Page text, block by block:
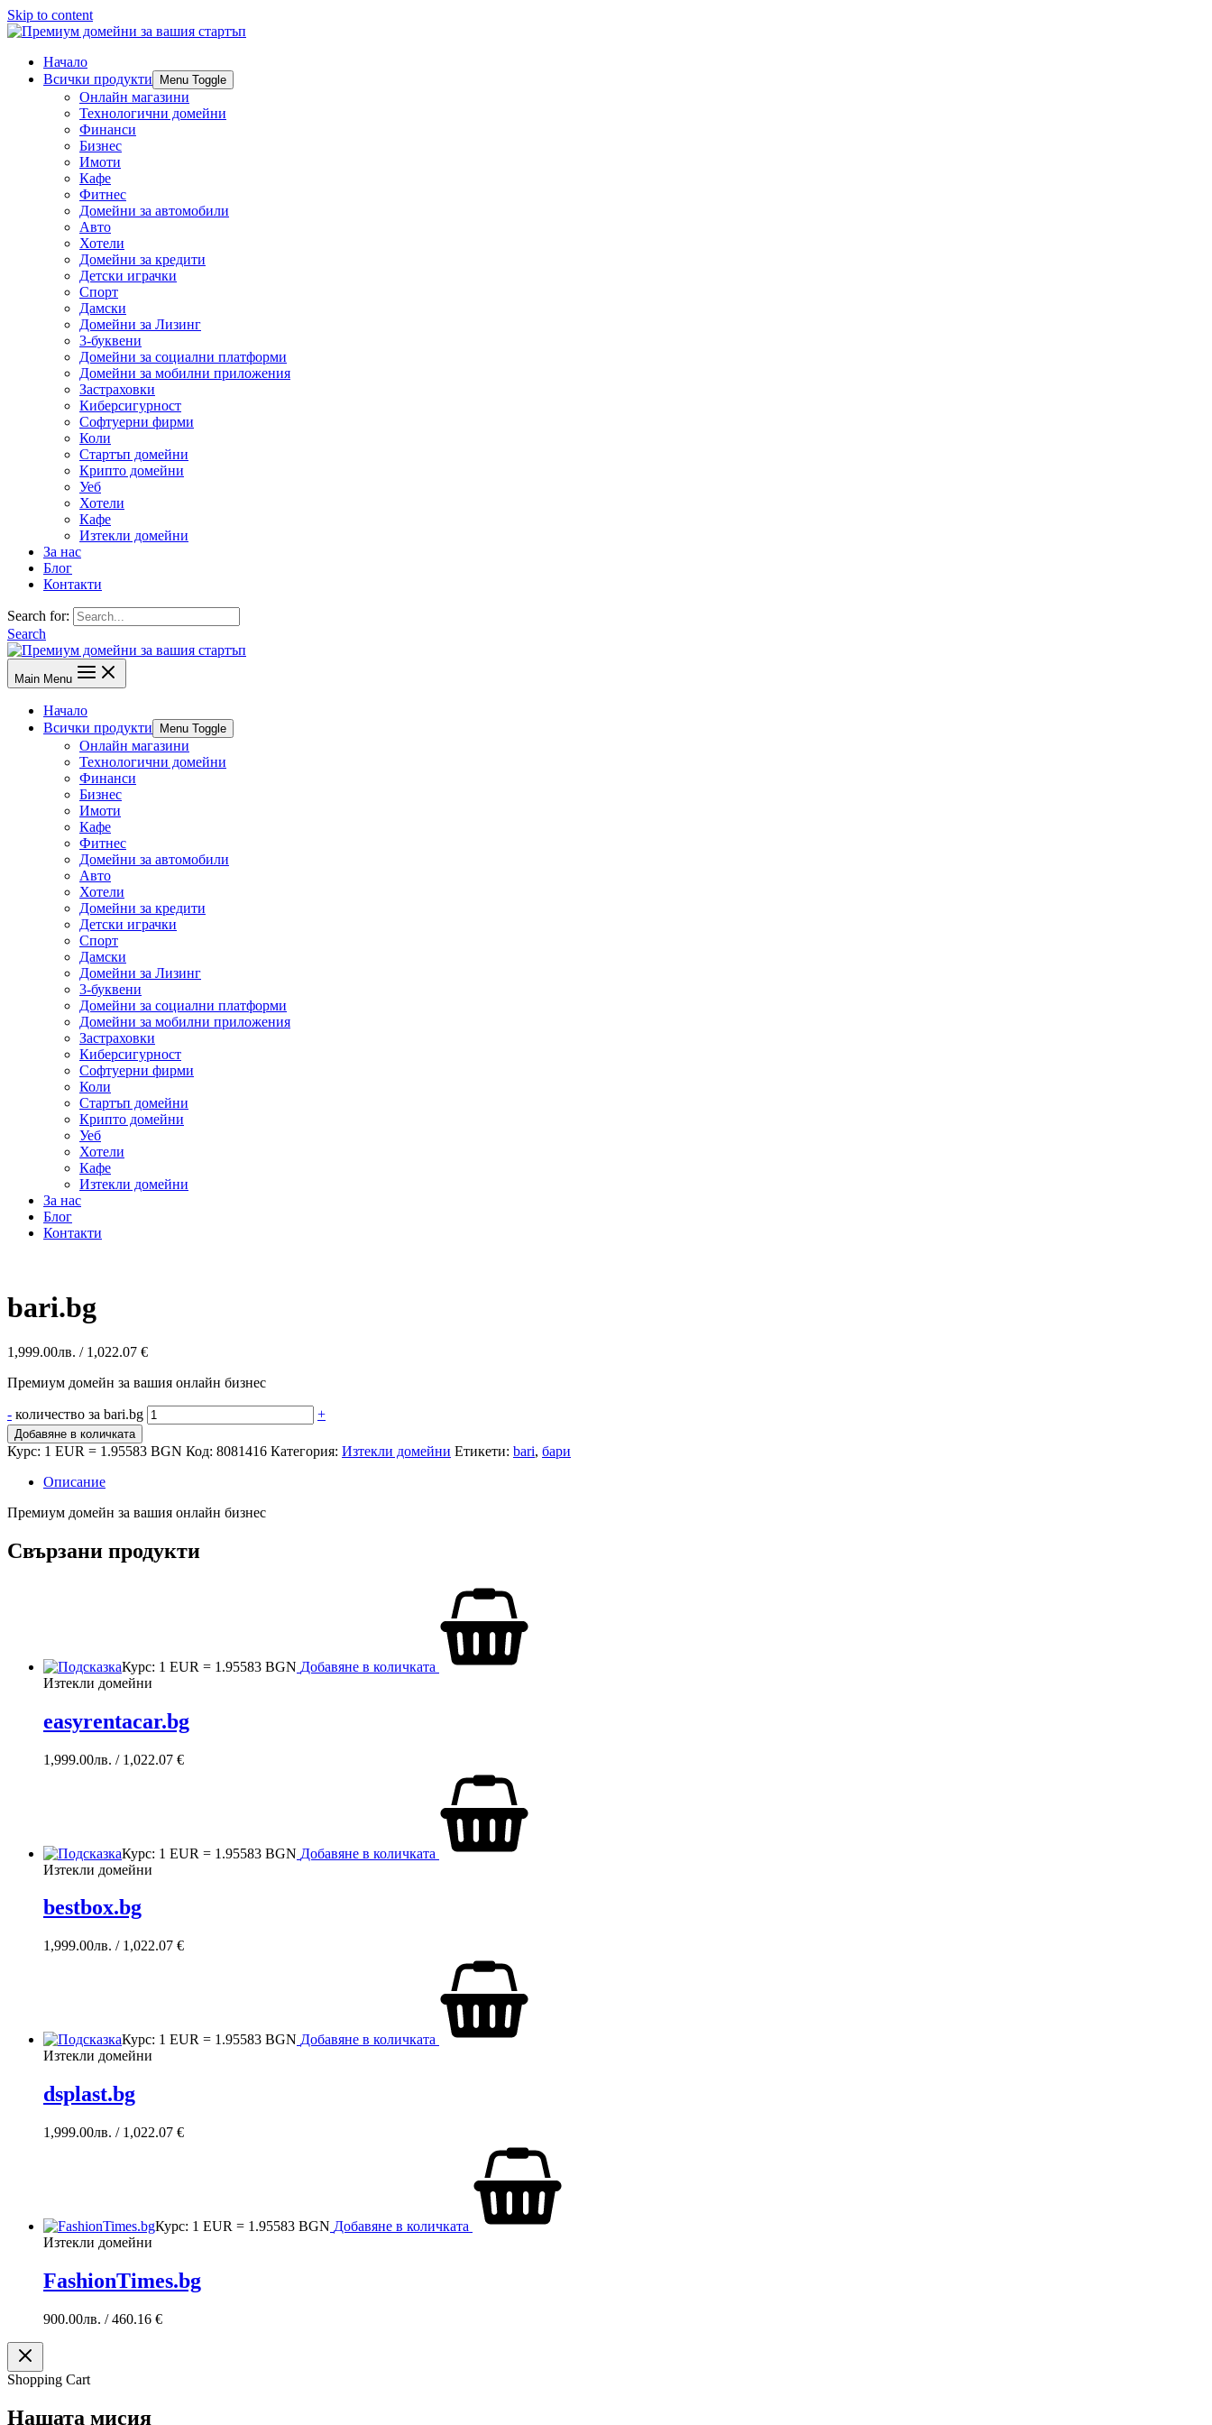
Skip to content
Начало
Всички продукти
Menu Toggle
Онлайн магазини
Технологични домейни
Финанси
Бизнес
Имоти
Кафе
Фитнес
Домейни за автомобили
Авто
Хотели
Домейни за кредити
Детски играчки
Спорт
Дамски
Домейни за Лизинг
3-буквени
Домейни за социални платформи
Домейни за мобилни приложения
Застраховки
Киберсигурност
Софтуерни фирми
Коли
Стартъп домейни
Крипто домейни
Уеб
Хотели
Кафе
Изтекли домейни
За нас
Блог
Контакти
Search for:
Search
Main Menu
Начало
Всички продукти
Menu Toggle
Онлайн магазини
Технологични домейни
Финанси
Бизнес
Имоти
Кафе
Фитнес
Домейни за автомобили
Авто
Хотели
Домейни за кредити
Детски играчки
Спорт
Дамски
Домейни за Лизинг
3-буквени
Домейни за социални платформи
Домейни за мобилни приложения
Застраховки
Киберсигурност
Софтуерни фирми
Коли
Стартъп домейни
Крипто домейни
Уеб
Хотели
Кафе
Изтекли домейни
За нас
Блог
Контакти
bari.bg
1,999.00лв. / 1,022.07 €
Премиум домейн за вашия онлайн бизнес
- количество за bari.bg +
Добавяне в количката
Курс: 1 EUR = 1.95583 BGN Код: 8081416 Категория: Изтекли домейни Етикети: bari, бари
Описание
Премиум домейн за вашия онлайн бизнес
Свързани продукти
Курс: 1 EUR = 1.95583 BGN Добавяне в количката
Изтекли домейни
easyrentacar.bg
1,999.00лв. / 1,022.07 €
Курс: 1 EUR = 1.95583 BGN Добавяне в количката
Изтекли домейни
bestbox.bg
1,999.00лв. / 1,022.07 €
Курс: 1 EUR = 1.95583 BGN Добавяне в количката
Изтекли домейни
dsplast.bg
1,999.00лв. / 1,022.07 €
Курс: 1 EUR = 1.95583 BGN Добавяне в количката
Изтекли домейни
FashionTimes.bg
900.00лв. / 460.16 €
Shopping Cart
Нашата мисия